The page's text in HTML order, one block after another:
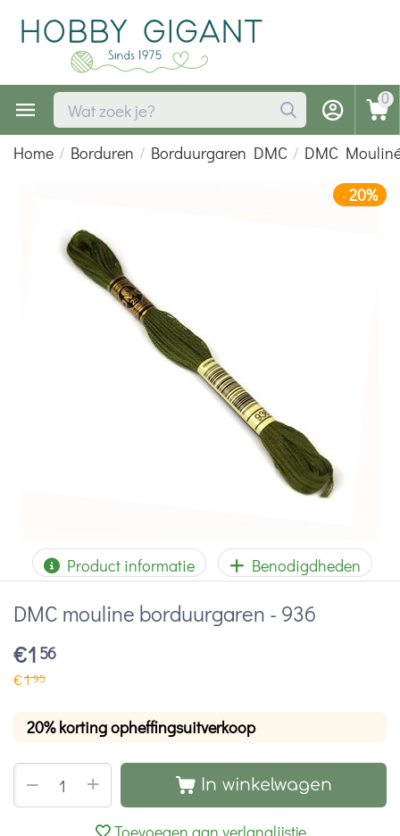
0
Home / Borduren / Borduurgaren DMC / DMC
-20%
Product informatie Benodigdheden
DMC mouline borduurgaren - 936
€1 56
€195
20% korting opheffingsuitverkoop
+
− In winkelwagen
Toevoegen aan verlanglijstje